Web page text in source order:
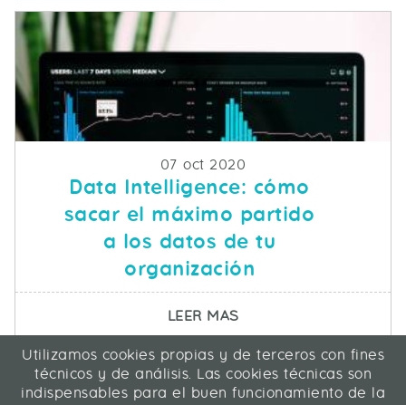
Fecha de publicacion
07 oct 2020
Data Intelligence: cómo
sacar el máximo partido
a los datos de tu
organización
LEER MASSOBRE DATA
ICA Informática y Comunicaciones Avanzadas SL
C/ La Rábida 27, 28039 Madrid
Utilizamos cookies propias y de terceros con fines
técnicos y de análisis. Las cookies técnicas son
indispensables para el buen funcionamiento de la